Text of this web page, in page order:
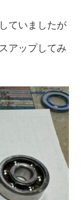
ていましたが
アップしてみ